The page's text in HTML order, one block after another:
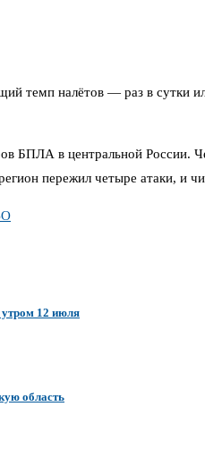
темп налётов — раз в
БПЛА в центральной
пережил четыре атаки, и
утром 12 июля
область